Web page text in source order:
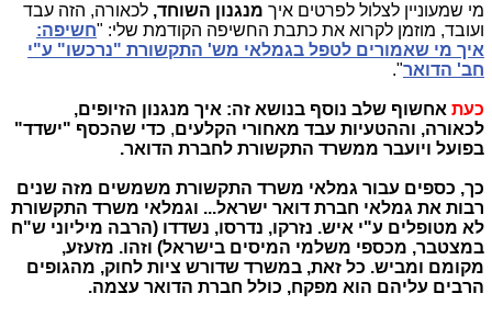
מי שמעוניין לצלול לפרטים איך מנגנון השוחד, לכאורה, הזה עבד
ועובד, מוזמן לקרוא את כתבת החשיפה הקודמת שלי: "חשיפה:
איך מי שאמורים לטפל בגמלאי מש' התקשורת "נרכשו" ע"י
חב' הדואר".
כעת אחשוף שלב נוסף בנושא זה: איך מנגנון הזיופים,
לכאורה, וההטעיות עבד מאחורי הקלעים, כדי שהכסף "ישדד"
בפועל ויועבר ממשרד התקשורת לחברת הדואר.
כך, כספים עבור גמלאי משרד התקשורת משמשים מזה שנים
רבות את גמלאי חברת דואר ישראל... וגמלאי משרד התקשורת
לא מטופלים ע"י איש. נזרקו, נדרסו, נשדדו (הרבה מיליוני ש"ח
במצטבר, מכספי משלמי המיסים בישראל) וזהו. מזעזע,
מקומם ומביש. כל זאת, במשרד שדורש ציות לחוק, מהגופים
הרבים עליהם הוא מפקח, כולל חברת הדואר עצמה.